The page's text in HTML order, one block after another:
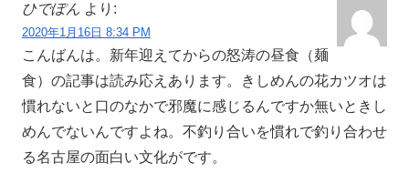
ひでぽん より:
2020年1月16日 8:34 PM
こんばんは。新年迎えてからの怒涛の昼食（麺
食）の記事は読み応えあります。きしめんの花カツオは
慣れないと口のなかで邪魔に感じるんですか無いときし
めんでないんですよね。不釣り合いを慣れで釣り合わせ
る名古屋の面白い文化がです。